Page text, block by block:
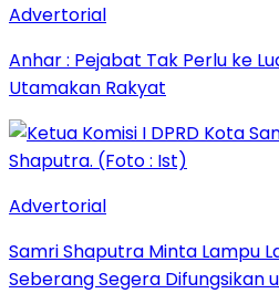
Advertorial
Anhar : Pejabat Tak Perlu ke
Utamakan Rakyat
Advertorial
Samri Shaputra Minta Lampu
Seberang Segera Difungsikan